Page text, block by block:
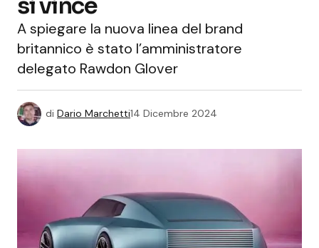
si vince
A spiegare la nuova linea del brand
britannico è stato l’amministratore
delegato Rawdon Glover
di Dario Marchetti14 Dicembre 2024